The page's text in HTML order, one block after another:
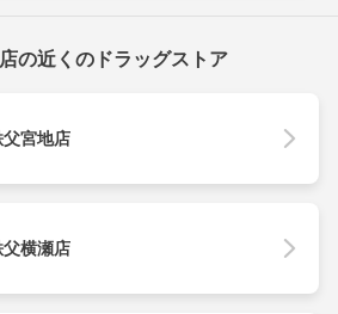
の近くのドラッグストア
宮地店
横瀬店